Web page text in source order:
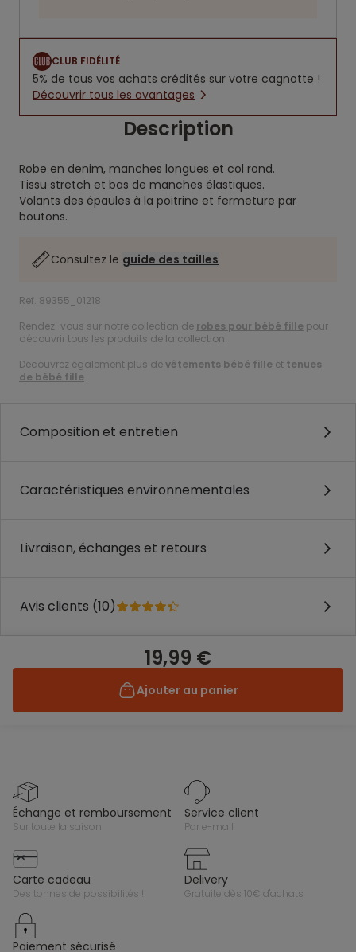
CLUB FIDÉLITÉ
5% de tous vos achats crédités sur votre cagnotte !
Découvrir tous les avantages
Description
Robe en denim, manches longues et col rond.
Tissu stretch et bas de manches élastiques.
Volants des épaules à la poitrine et fermeture par
boutons.
Consultez le guide des tailles
Ref. 89355_01218
Rendez-vous sur notre collection de robes pour bébé fille pour
découvrir tous les produits de la collection.
Découvrez également plus devêtements bébé fille et tenues
de bébé fille.
Composition et entretien
Caractéristiques environnementales
Livraison, échanges et retours
Avis clients (10)
19,99 €
Ajouter au panier
échange et remboursement
sur toute la saison
service client
par e-mail
carte cadeau
des tonnes de possibilités !
delivery
gratuite dès 10€ d'achats
paiement sécurisé